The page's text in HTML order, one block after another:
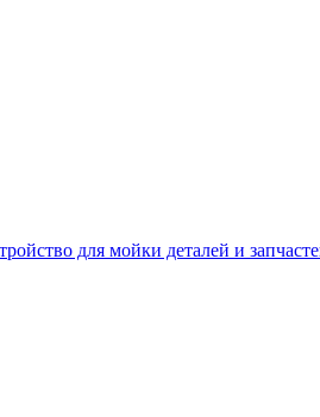
для мойки деталей и